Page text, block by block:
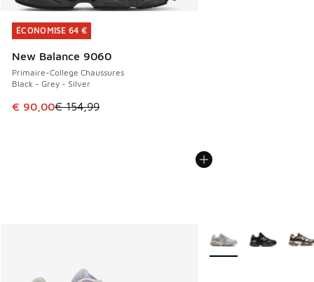
ÉCONOMISE 64 €
New Balance 9060
Primaire-College Chaussures
Black - Grey - Silver
Cet article est en promotion. Prix en baisse de € 154,99 à
€ 90,00€ 154,99
ÉCONOMISE 64 €
Plus de couleurs